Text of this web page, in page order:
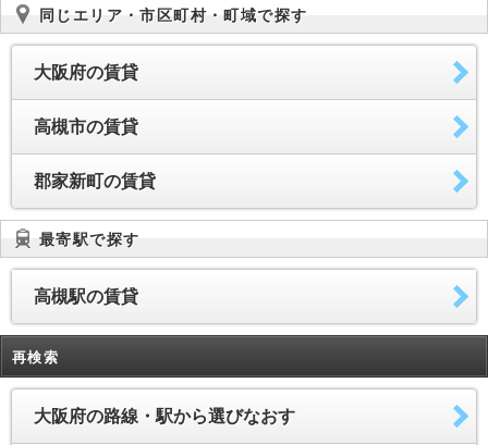
同じエリア・市区町村・町域で探す
大阪府の賃貸
高槻市の賃貸
郡家新町の賃貸
最寄駅で探す
高槻駅の賃貸
再検索
大阪府の路線・駅から選びなおす